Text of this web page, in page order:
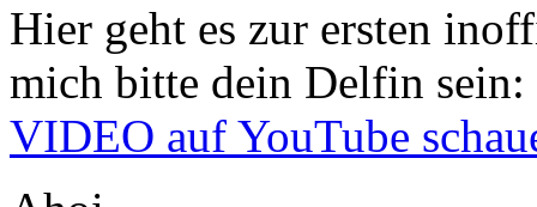
Hier geht es zur ersten
mich bitte dein Delfin sein:
VIDEO auf YouTube